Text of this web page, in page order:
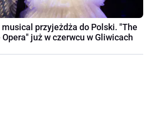
przyjeżdża do Polski. "The
już w czerwcu w Gliwicach